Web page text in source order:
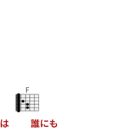
は
F
誰にも